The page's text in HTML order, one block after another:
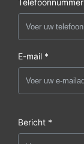
E-mail *
Bericht *